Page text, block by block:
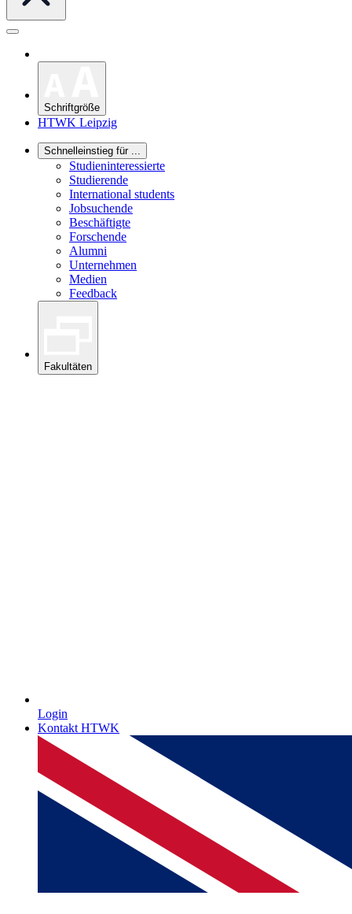
Schriftgröße
HTWK Leipzig
Schnelleinstieg für ...
Studieninteressierte
Studierende
International students
Jobsuchende
Beschäftigte
Forschende
Alumni
Unternehmen
Medien
Feedback
Fakultäten
Login
Kontakt HTWK